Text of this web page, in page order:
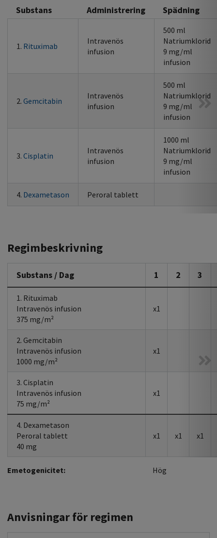
Substans Administrering Spädning
1. Rituximab
Intravenös
infusion
500 ml
Natriumklorid
9 mg/ml
infusion
2. Gemcitabin
Intravenös
infusion
500 ml
Natriumklorid
9 mg/ml
infusion
3. Cisplatin
Intravenös
infusion
1000 ml
Natriumklorid
9 mg/ml
infusion
4. Dexametason Peroral tablett
Regimbeskrivning
Substans / Dag 1 2 3
1. Rituximab
Intravenös infusion
375 mg/m²
x1
2. Gemcitabin
Intravenös infusion
1000 mg/m²
x1
3. Cisplatin
Intravenös infusion
75 mg/m²
x1
4. Dexametason
Peroral tablett
40 mg
x1 x1 x1
Emetogenicitet: Hög
Anvisningar för regimen